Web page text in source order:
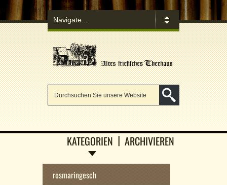
KATEGORIEN ARCHIVIEREN
rosmaringesch